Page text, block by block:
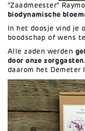
"Zaadmeester"
biodynamische
In het doosje vind je
boodschap of wens
Alle zaden werden
door onze zorggasten
daarom het Demeter